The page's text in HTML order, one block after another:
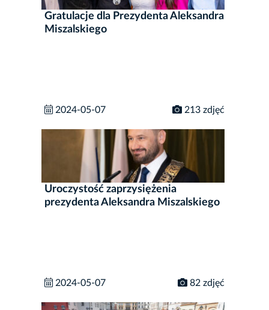
Gratulacje dla Prezydenta Aleksandra
Miszalskiego
2024-05-07 213 zdjęć
Uroczystość zaprzysiężenia
prezydenta Aleksandra Miszalskiego
2024-05-07 82 zdjęć